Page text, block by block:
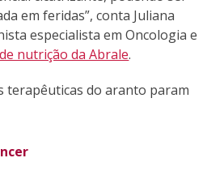
em feridas”, conta Juliana
especialista em Oncologia e
nutrição da Abrale.
terapêuticas do aranto param